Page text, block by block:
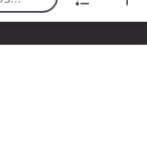
FERROMET